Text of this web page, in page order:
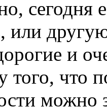
или
и
что
можно